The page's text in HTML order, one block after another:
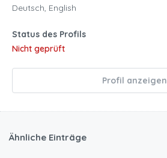
Deutsch, English
Status des Profils
Nicht geprüft
Profil anzeigen
Ähnliche Einträge